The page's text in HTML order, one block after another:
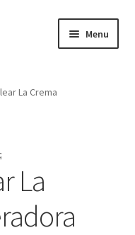
Menu
La Crema
La